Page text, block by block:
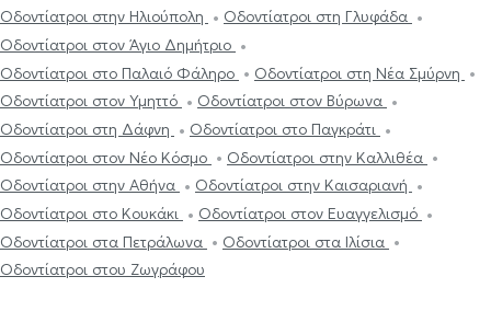
Οδοντίατροι στην Ηλιούπολη
Οδοντίατροι στη Γλυφάδα
Οδοντίατροι στον Άγιο Δημήτριο
Οδοντίατροι στο Παλαιό Φάληρο
Οδοντίατροι στη Νέα Σμύρνη
Οδοντίατροι στον Υμηττό
Οδοντίατροι στον Βύρωνα
Οδοντίατροι στη Δάφνη
Οδοντίατροι στο Παγκράτι
Οδοντίατροι στον Νέο Κόσμο
Οδοντίατροι στην Καλλιθέα
Οδοντίατροι στην Αθήνα
Οδοντίατροι στην Καισαριανή
Οδοντίατροι στο Κουκάκι
Οδοντίατροι στον Ευαγγελισμό
Οδοντίατροι στα Πετράλωνα
Οδοντίατροι στα Ιλίσια
Οδοντίατροι στου Ζωγράφου